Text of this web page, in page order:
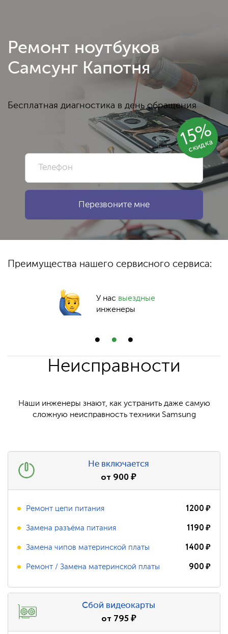
15%
скидка
Ремонт ноутбуков
Самсунг Капотня
Бесплатная диагностика в день обращения
Преимущества нашего сервисного сервиса:
У нас выездные
инженеры
Неисправности
Наши инженеры знают, как устранить даже самую
сложную неисправность техники Samsung
Не включается
от 900₽
Ремонт цепи питания 1200₽
Замена разъёма питания 1190₽
Замена чипов материнской платы 1400₽
Ремонт / Замена материнской платы 900₽
Сбой видеокарты
от 795₽